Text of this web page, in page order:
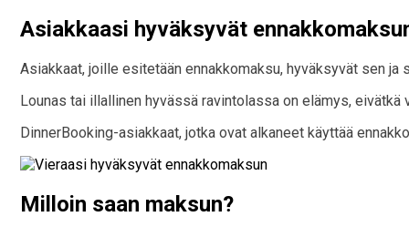
Asiakkaasi hyväksyvät
Asiakkaat, joille esitetään ennakkomaksu, hyväksyvät sen
Lounas tai illallinen hyvässä ravintolassa on elämys,
DinnerBooking-asiakkaat, jotka ovat alkaneet käyttää
Milloin saan maksun?